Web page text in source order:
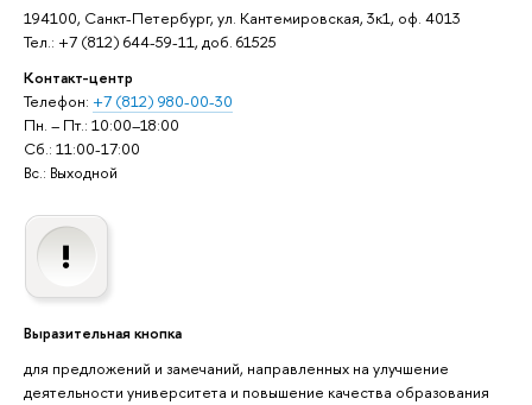
194100, Санкт-Петербург, ул. Кантемировская, 3к1, оф. 4013
Тел.: +7 (812) 644-59-11, доб. 61525
Контакт-центр
Телефон: +7 (812) 980-00-30
Пн. – Пт.: 10:00–18:00
Сб.: 11:00-17:00
Вс.: Выходной
Выразительная кнопка
для предложений и замечаний, направленных на улучшение
деятельности университета и повышение качества образования